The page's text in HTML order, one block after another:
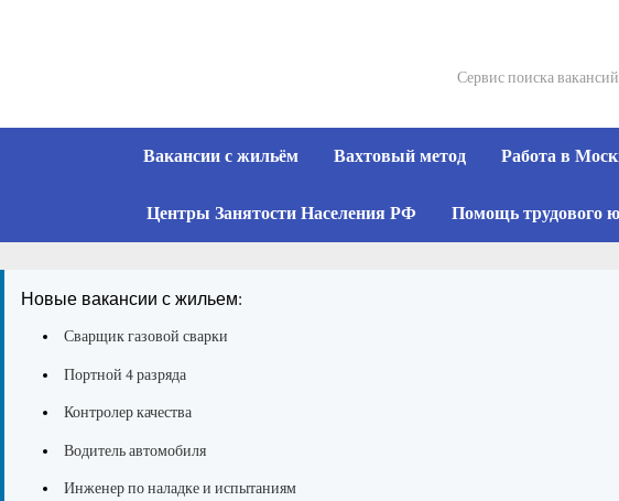
Сервис поиска
Вакансии с жильём Вахтовый метод Работа в
Центры Занятости Населения РФ Помощь трудового
Новые вакансии с жильем:
Сварщик газовой сварки
Портной 4 разряда
Контролер качества
Водитель автомобиля
Инженер по наладке и испытаниям